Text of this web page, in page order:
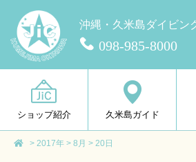
沖縄・久米島ダイビン
098-985-8000
ショップ紹介 久米島ガイド
> 2017年 > 8月 > 20日